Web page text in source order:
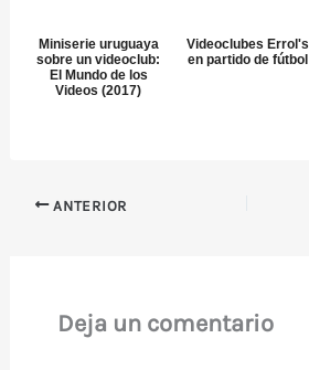
Miniserie uruguaya
sobre un videoclub:
El Mundo de los
Videos (2017)
Videoclubes Errol's
en partido de fútbol
ANTERIOR
Deja un comentario